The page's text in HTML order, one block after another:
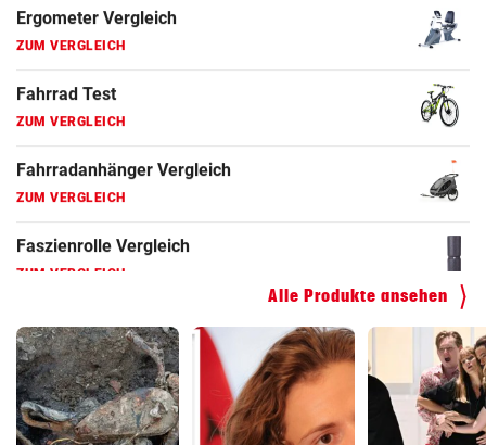
ZUM VERGLEICH
ZUM VERGLEICH
ZUM VERGLEICH
ZUM VERGLEICH
Alle Produkte ansehen